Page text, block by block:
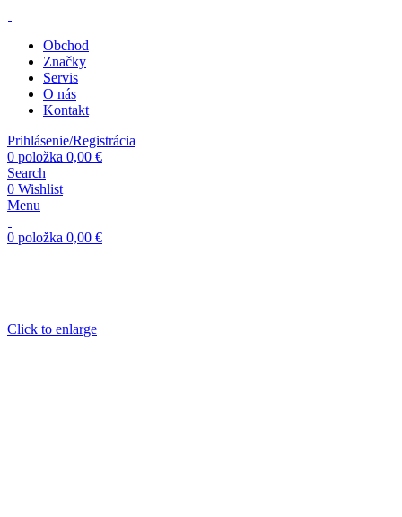
Obchod
Značky
Servis
O nás
Kontakt
Prihlásenie/Registrácia
0 položka 0,00 €
Search
0 Wishlist
Menu
0 položka 0,00 €
Click to enlarge